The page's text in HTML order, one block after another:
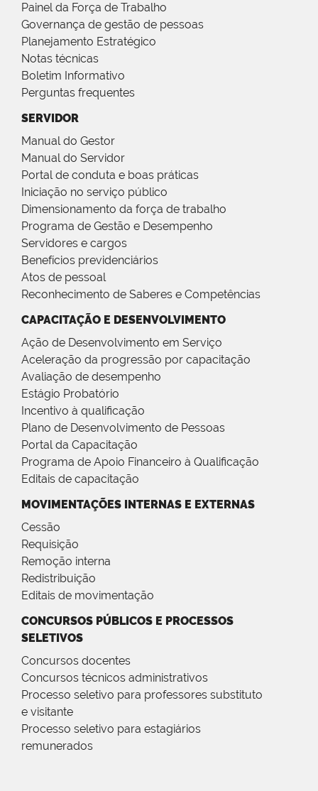
Painel da Força de Trabalho
Governança de gestão de pessoas
Planejamento Estratégico
Notas técnicas
Boletim Informativo
Perguntas frequentes
SERVIDOR
Manual do Gestor
Manual do Servidor
Portal de conduta e boas práticas
Iniciação no serviço público
Dimensionamento da força de trabalho
Programa de Gestão e Desempenho
Servidores e cargos
Benefícios previdenciários
Atos de pessoal
Reconhecimento de Saberes e Competências
CAPACITAÇÃO E DESENVOLVIMENTO
Ação de Desenvolvimento em Serviço
Aceleração da progressão por capacitação
Avaliação de desempenho
Estágio Probatório
Incentivo à qualificação
Plano de Desenvolvimento de Pessoas
Portal da Capacitação
Programa de Apoio Financeiro à Qualificação
Editais de capacitação
MOVIMENTAÇÕES INTERNAS E EXTERNAS
Cessão
Requisição
Remoção interna
Redistribuição
Editais de movimentação
CONCURSOS PÚBLICOS E PROCESSOS
SELETIVOS
Concursos docentes
Concursos técnicos administrativos
Processo seletivo para professores substituto
e visitante
Processo seletivo para estagiários
remunerados